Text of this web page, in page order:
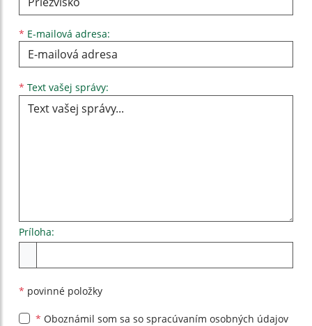
* E-mailová adresa:
* Text vašej správy:
Príloha:
* povinné položky
* Oboznámil som sa so spracúvaním osobných údajov